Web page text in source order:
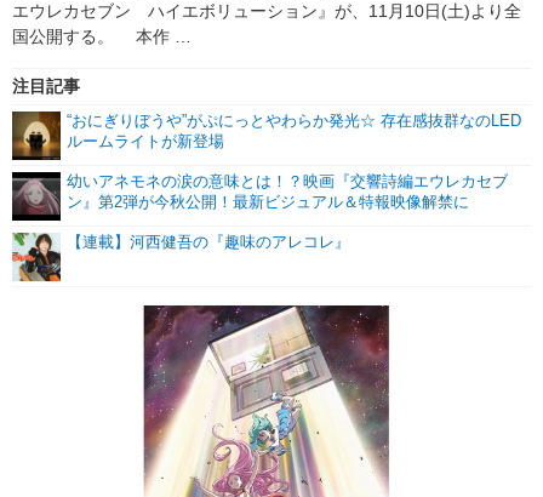
エウレカセブン ハイエボリューション』が、11月10日(土)より全
国公開する。 本作 …
注目記事
“おにぎりぼうや”がぷにっとやわらか発光☆ 存在感抜群なのLED
ルームライトが新登場
幼いアネモネの涙の意味とは！？映画『交響詩編エウレカセブ
ン』第2弾が今秋公開！最新ビジュアル＆特報映像解禁に
【連載】河西健吾の『趣味のアレコレ』